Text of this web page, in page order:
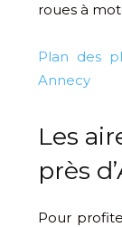
roues à
Plan des
Annecy
Les
près
Pour